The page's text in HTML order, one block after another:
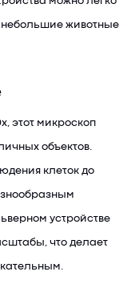
небольшие животные
этот микроскоп
объектов.
клеток до
устройстве
что делает